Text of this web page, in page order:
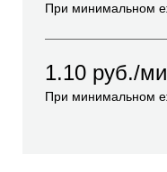
При минимальном
1.10 руб./
При минимальном